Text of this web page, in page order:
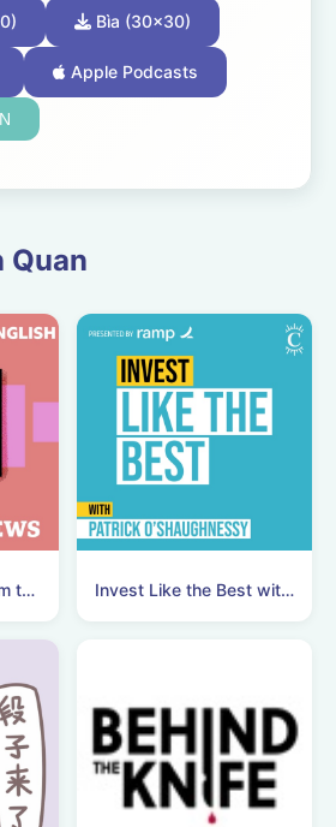
Bìa (30x30)
Apple Podcasts
Quan
Learning English from the News Invest Like the Best with Patrick O'Shaughnessy